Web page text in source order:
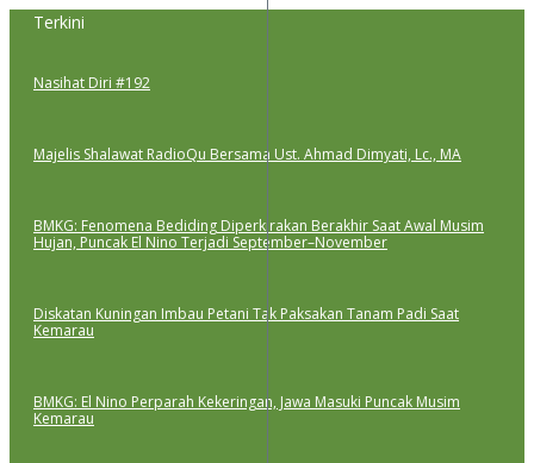
Lewati
Terkini
Nasihat Diri #192
Majelis Shalawat RadioQu Bersama Ust. Ahmad Dimyati, Lc., MA
BMKG: Fenomena Bediding Diperkirakan Berakhir Saat Awal Musim
Hujan, Puncak El Nino Terjadi September–November
Diskatan Kuningan Imbau Petani Tak Paksakan Tanam Padi Saat
Kemarau
BMKG: El Nino Perparah Kekeringan, Jawa Masuki Puncak Musim
Kemarau